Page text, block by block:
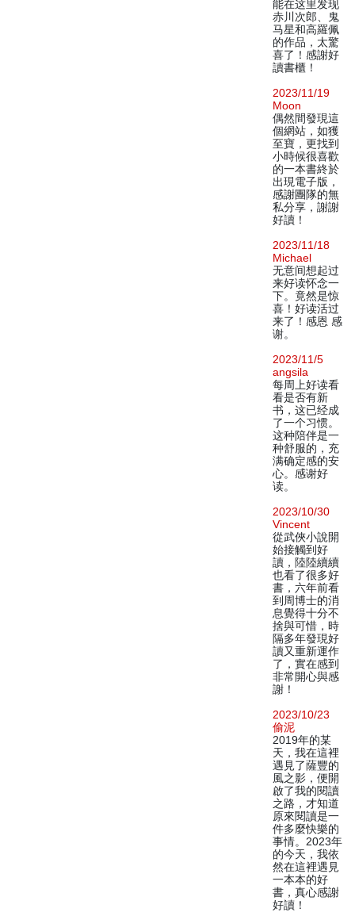
能在这里发现
赤川次郎、鬼
马星和高羅佩
的作品，太驚
喜了！感謝好
讀書櫃！
2023/11/19
Moon
偶然間發現這
個網站，如獲
至寶，更找到
小時候很喜歡
的一本書終於
出現電子版，
感謝團隊的無
私分享，謝謝
好讀！
2023/11/18
Michael
无意间想起过
来好读怀念一
下。竟然是惊
喜！好读活过
来了！感恩 感
谢。
2023/11/5
angsila
每周上好读看
看是否有新
书，这已经成
了一个习惯。
这种陪伴是一
种舒服的，充
满确定感的安
心。感谢好
读。
2023/10/30
Vincent
從武俠小說開
始接觸到好
讀，陸陸續續
也看了很多好
書，六年前看
到周博士的消
息覺得十分不
捨與可惜，時
隔多年發現好
讀又重新運作
了，實在感到
非常開心與感
謝！
2023/10/23
偷泥
2019年的某
天，我在這裡
遇見了薩豐的
風之影，便開
啟了我的閱讀
之路，才知道
原來閱讀是一
件多麼快樂的
事情。2023年
的今天，我依
然在這裡遇見
一本本的好
書，真心感謝
好讀！